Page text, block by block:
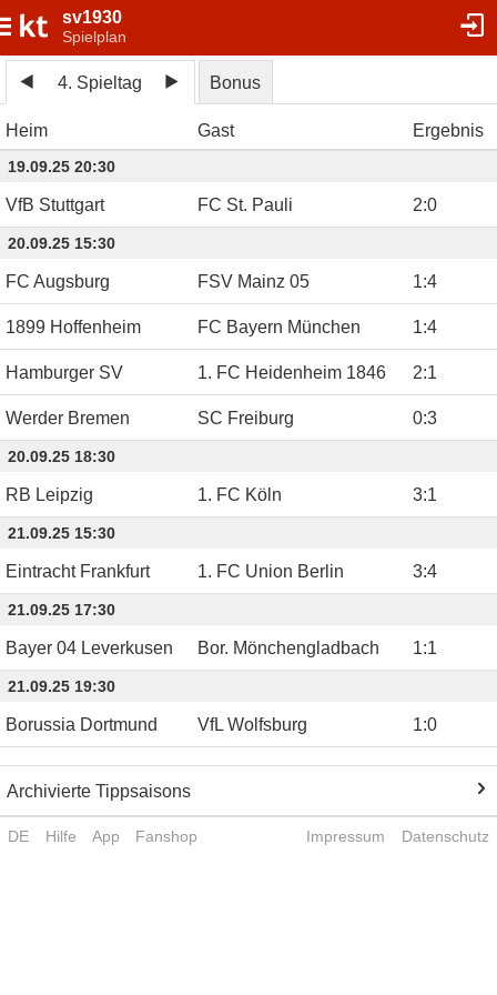
sv1930
Spielplan
4. Spieltag Bonus
Heim Gast Ergebnis
19.09.25 20:30
VfB Stuttgart FC St. Pauli 2:0
20.09.25 15:30
FC Augsburg FSV Mainz 05 1:4
1899 Hoffenheim FC Bayern München 1:4
Hamburger SV 1. FC Heidenheim 1846 2:1
Werder Bremen SC Freiburg 0:3
20.09.25 18:30
RB Leipzig 1. FC Köln 3:1
21.09.25 15:30
Eintracht Frankfurt 1. FC Union Berlin 3:4
21.09.25 17:30
Bayer 04 Leverkusen Bor. Mönchengladbach 1:1
21.09.25 19:30
Borussia Dortmund VfL Wolfsburg 1:0
Archivierte Tippsaisons
DE Hilfe App Fanshop Impressum Datenschutz